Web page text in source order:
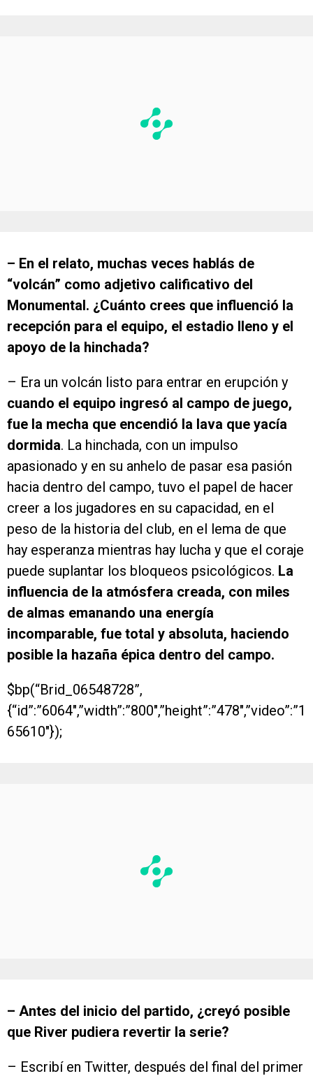
– En el relato, muchas veces hablás de
“volcán” como adjetivo calificativo del
Monumental. ¿Cuánto crees que influenció la
recepción para el equipo, el estadio lleno y el
apoyo de la hinchada?
– Era un volcán listo para entrar en erupción y
cuando el equipo ingresó al campo de juego,
fue la mecha que encendió la lava que yacía
dormida. La hinchada, con un impulso
apasionado y en su anhelo de pasar esa pasión
hacia dentro del campo, tuvo el papel de hacer
creer a los jugadores en su capacidad, en el
peso de la historia del club, en el lema de que
hay esperanza mientras hay lucha y que el coraje
puede suplantar los bloqueos psicológicos. La
influencia de la atmósfera creada, con miles
de almas emanando una energía
incomparable, fue total y absoluta, haciendo
posible la hazaña épica dentro del campo.
$bp(“Brid_06548728”,
{“id”:”6064″,”width”:”800″,”height”:”478″,”video”:”1
65610″});
– Antes del inicio del partido, ¿creyó posible
que River pudiera revertir la serie?
– Escribí en Twitter, después del final del primer